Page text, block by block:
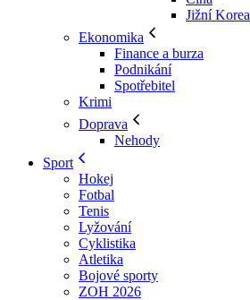
Jižní Korea
Ekonomika
Finance a burza
Podnikání
Spotřebitel
Krimi
Doprava
Nehody
Sport
Hokej
Fotbal
Tenis
Lyžování
Cyklistika
Atletika
Bojové sporty
ZOH 2026